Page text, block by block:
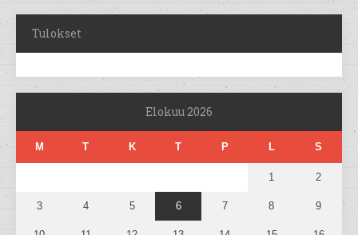
Tulokset
Elokuu 2026
M T K T P L S
1 2
3 4 5 6 7 8 9